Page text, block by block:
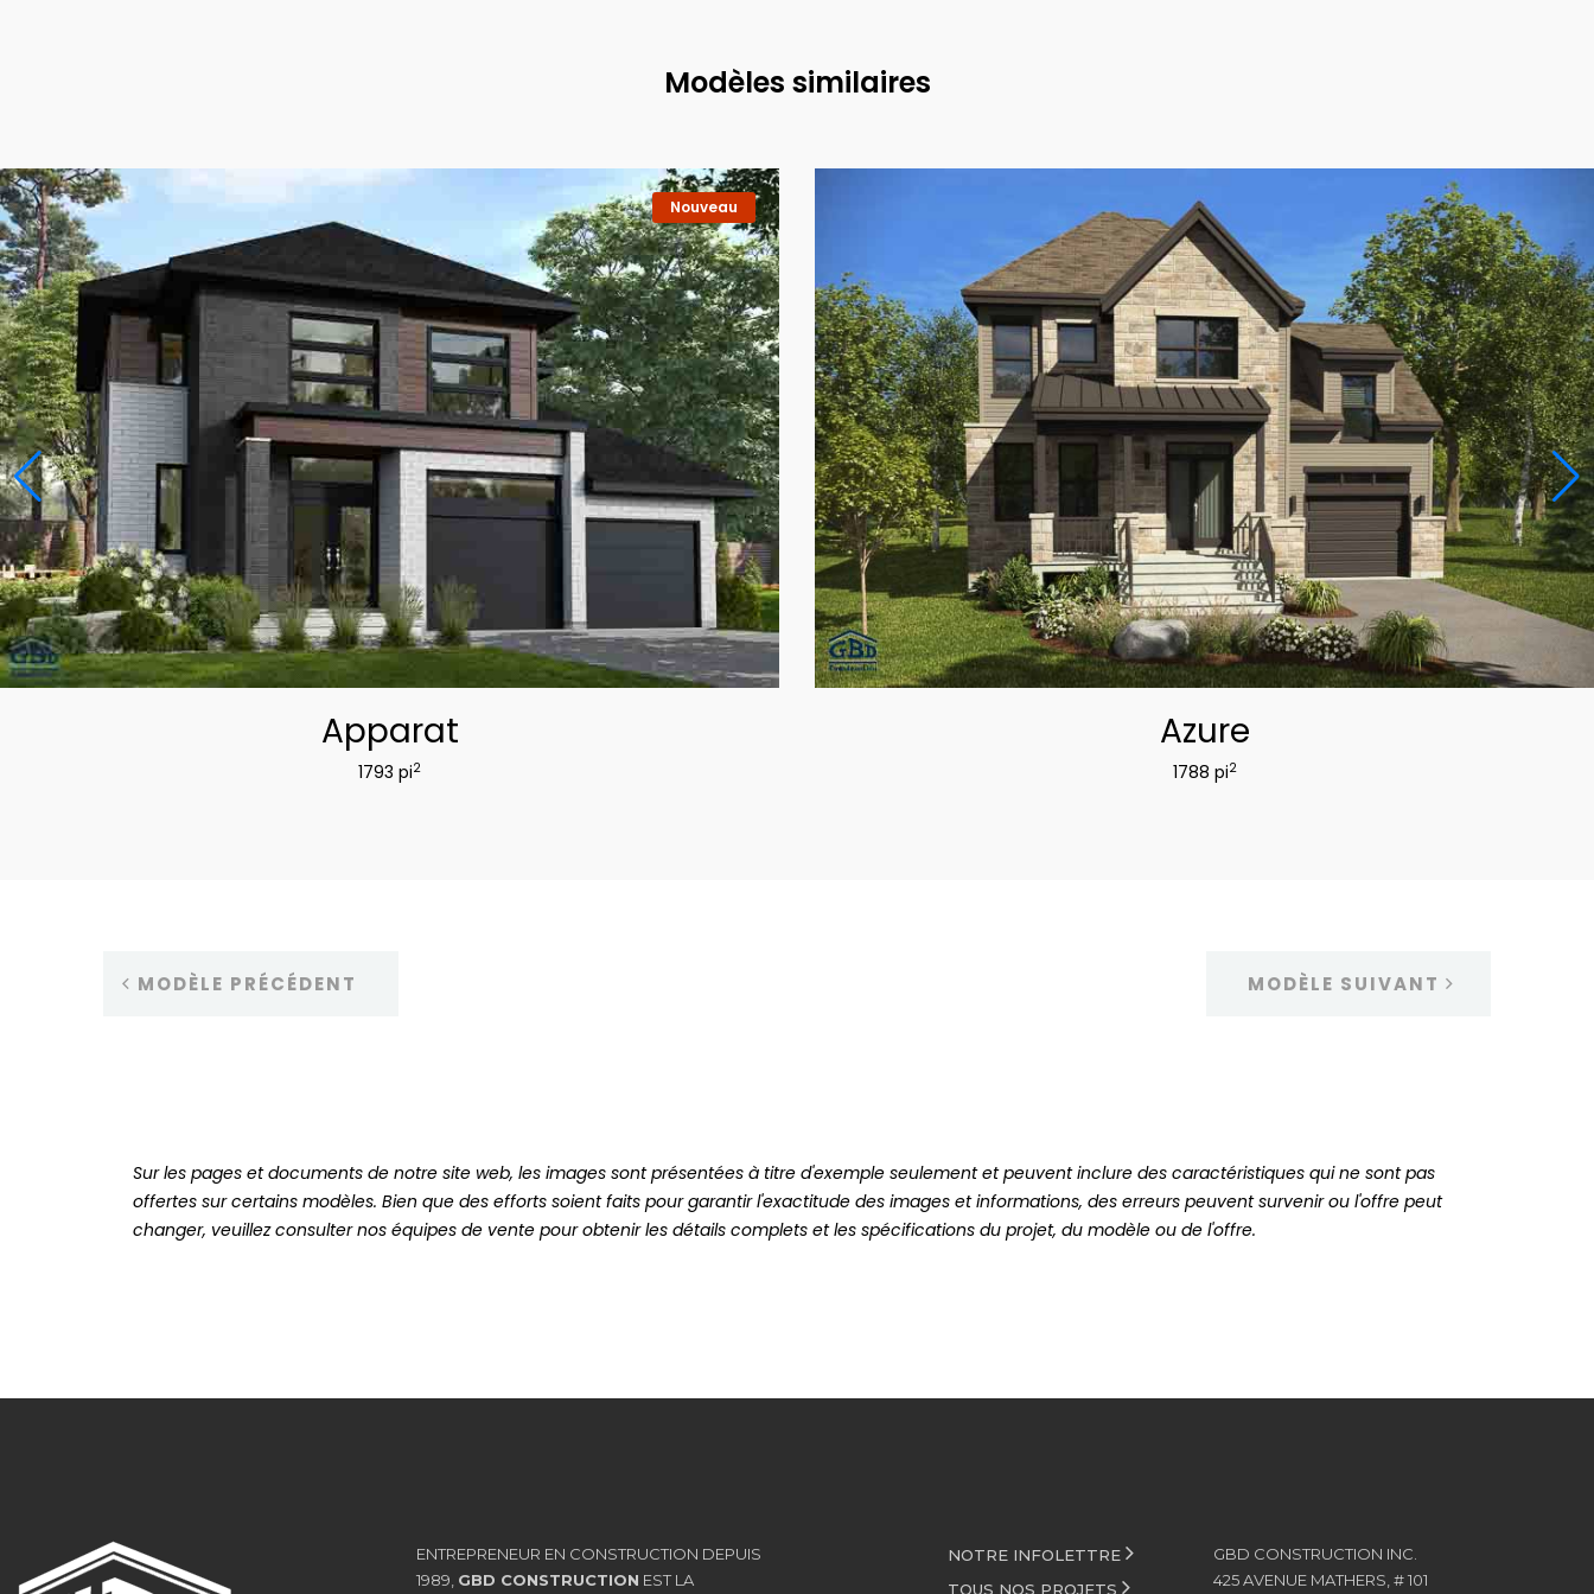
Modèles similaires
Nouveau
Apparat
1793 pi2
Azure
1788 pi2
MODÈLE PRÉCÉDENT MODÈLE SUIVANT
Sur les pages et documents de notre site web, les images sont présentées à titre d'exemple seulement et peuvent inclure des caractéristiques qui ne sont pas
offertes sur certains modèles. Bien que des efforts soient faits pour garantir l'exactitude des images et informations, des erreurs peuvent survenir ou l'offre peut
changer, veuillez consulter nos équipes de vente pour obtenir les détails complets et les spécifications du projet, du modèle ou de l'offre.
ENTREPRENEUR EN CONSTRUCTION DEPUIS
1989, GBD CONSTRUCTION EST LA
NOTRE INFOLETTRE
TOUS NOS PROJETS
GBD CONSTRUCTION INC.
425 AVENUE MATHERS, # 101